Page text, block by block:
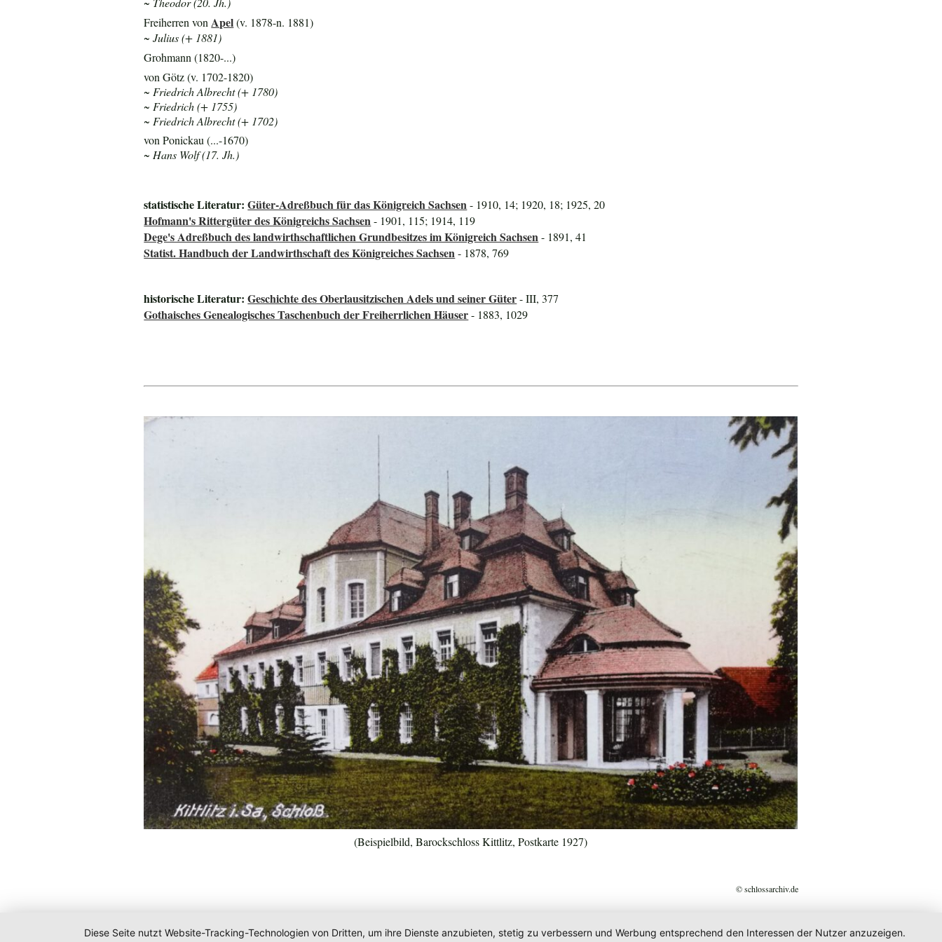
Freiherren vonApel(v. 1878-n. 1881)
~ Julius (+ 1881)
Grohmann (1820-...)
von Götz (v. 1702-1820)
~ Friedrich Albrecht (+ 1780)
~ Friedrich (+ 1755)
~ Friedrich Albrecht (+ 1702)
von Ponickau (...-1670)
~ Hans Wolf (17. Jh.)
statistische Literatur:Güter-Adreßbuch für das Königreich Sachsen- 1910, 14; 1920, 18; 1925, 20
Hofmann's Rittergüter des Königreichs Sachsen- 1901, 115; 1914, 119
Dege's Adreßbuch des landwirthschaftlichen Grundbesitzes im Königreich Sachsen- 1891, 41
Statist. Handbuch der Landwirthschaft des Königreiches Sachsen- 1878, 769
historische Literatur:Geschichte des Oberlausitzischen Adels und seiner Güter- III, 377
Gothaisches Genealogisches Taschenbuch der Freiherrlichen Häuser- 1883, 1029
(Beispielbild, Barockschloss Kittlitz, Postkarte 1927)
© schlossarchiv.de
Diese Seite nutzt Website-Tracking-Technologien von Dritten, um ihre Dienste anzubieten, stetig zu verbessern und Werbung entsprechend den Interessen der Nutzer anzuzeigen.